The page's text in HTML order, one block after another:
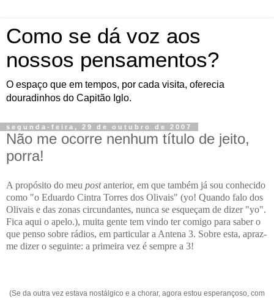
Como se dá voz aos
nossos pensamentos?
O espaço que em tempos, por cada visita, oferecia
douradinhos do Capitão Iglo.
segunda-feira, 29 de outubro de 2007
Não me ocorre nenhum título de jeito,
porra!
A propósito do meu postanterior, em que também já sou conhecido
como "o Eduardo Cintra Torres dos Olivais" (yo! Quando falo dos
Olivais e das zonas circundantes, nunca se esqueçam de dizer "yo".
Fica aqui o apelo.), muita gente tem vindo ter comigo para saber o
que penso sobre rádios, em particular a Antena 3. Sobre esta, apraz-
me dizer o seguinte: a primeira vez é sempre a 3!
(Se da outra vez estava nostálgico e a chorar, agora estou esperançoso, com